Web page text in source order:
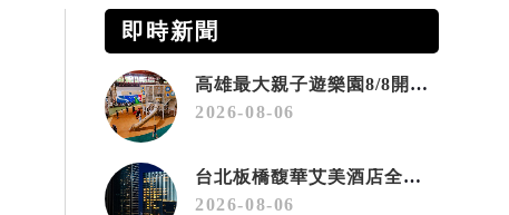
即時新聞
高雄最大親子遊樂園8/8開幕！30項設施免費玩、YOYO家族嗨翻暑假
2026-08-06
台北板橋馥華艾美酒店全新開幕 感官藝術策展打造旅居新風格
2026-08-06